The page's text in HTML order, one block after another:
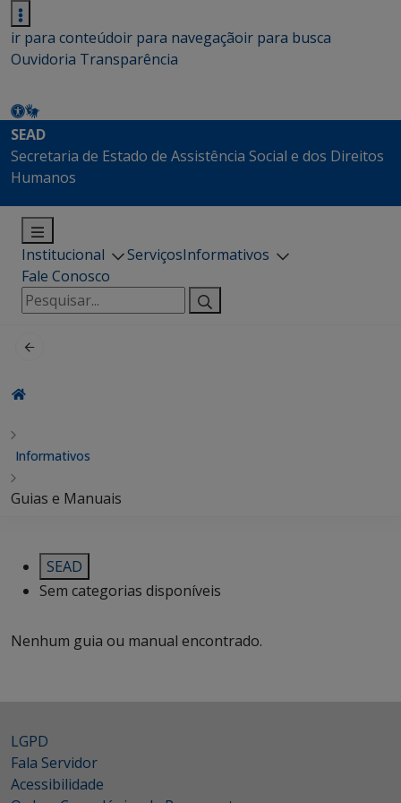
ir para conteúdoir para navegaçãoir para busca
Ouvidoria Transparência
SEAD
Secretaria de Estado de Assistência Social e dos Direitos
Humanos
Institucional ServiçosInformativos
Fale Conosco
Pesquisar
por:
Informativos
Guias e Manuais
SEAD
Sem categorias disponíveis
Nenhum guia ou manual encontrado.
LGPD
Fala Servidor
Acessibilidade